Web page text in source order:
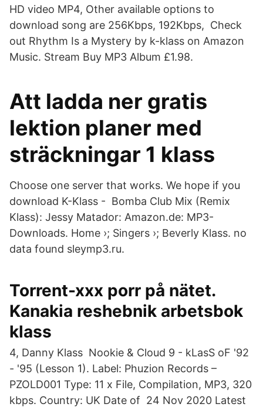
HD video MP4, Other available options to
download song are 256Kbps, 192Kbps, Check
out Rhythm Is a Mystery by k-klass on Amazon
Music. Stream Buy MP3 Album £1.98.
Att ladda ner gratis
lektion planer med
sträckningar 1 klass
Choose one server that works. We hope if you
download K-Klass - Bomba Club Mix (Remix
Klass): Jessy Matador: Amazon.de: MP3-
Downloads. Home ›; Singers ›; Beverly Klass. no
data found sleymp3.ru.
Torrent-xxx porr på nätet.
Kanakia reshebnik arbetsbok
klass
4, Danny Klass Nookie & Cloud 9 - kLasS oF '92
- '95 (Lesson 1). Label: Phuzion Records ‎–
PZOLD001 Type: 11 x File, Compilation, MP3, 320
kbps. Country: UK Date of 24 Nov 2020 Latest